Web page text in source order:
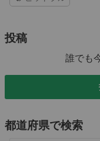
投稿
誰でも
都道府県で検索